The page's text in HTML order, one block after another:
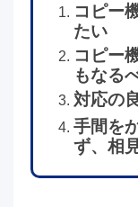
コピー
たい
コピー
もなる
対応の
手間を
ず、相